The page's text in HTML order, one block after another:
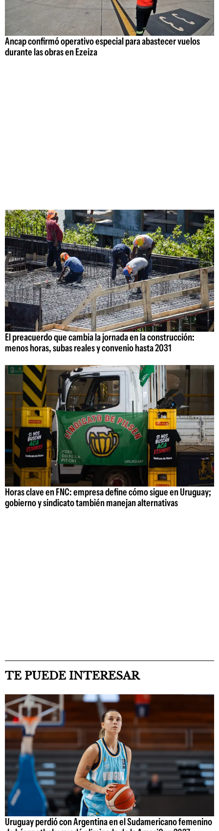
Ancap confirmó operativo especial para abastecer vuelos
durante las obras en Ezeiza
El preacuerdo que cambia la jornada en la construcción:
menos horas, subas reales y convenio hasta 2031
Horas clave en FNC: empresa define cómo sigue en Uruguay;
gobierno y sindicato también manejan alternativas
TE PUEDE INTERESAR
Uruguay perdió con Argentina en el Sudamericano femenino